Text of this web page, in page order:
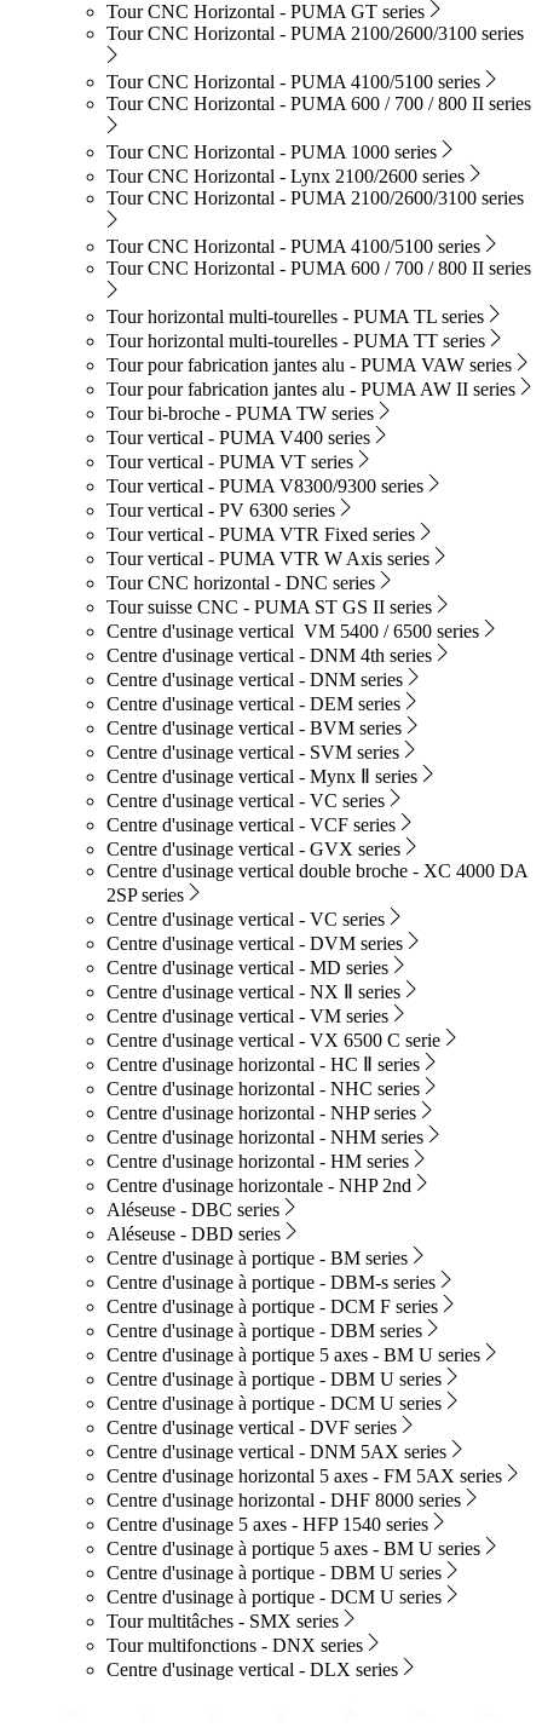
Tour CNC Horizontal - PUMA GT series
Tour CNC Horizontal - PUMA 2100/2600/3100 series
Tour CNC Horizontal - PUMA 4100/5100 series
Tour CNC Horizontal - PUMA 600 / 700 / 800 II series
Tour CNC Horizontal - PUMA 1000 series
Tour CNC Horizontal - Lynx 2100/2600 series
Tour CNC Horizontal - PUMA 2100/2600/3100 series
Tour CNC Horizontal - PUMA 4100/5100 series
Tour CNC Horizontal - PUMA 600 / 700 / 800 II series
Tour horizontal multi-tourelles - PUMA TL series
Tour horizontal multi-tourelles - PUMA TT series
Tour pour fabrication jantes alu - PUMA VAW series
Tour pour fabrication jantes alu - PUMA AW II series
Tour bi-broche - PUMA TW series
Tour vertical - PUMA V400 series
Tour vertical - PUMA VT series
Tour vertical - PUMA V8300/9300 series
Tour vertical - PV 6300 series
Tour vertical - PUMA VTR Fixed series
Tour vertical - PUMA VTR W Axis series
Tour CNC horizontal - DNC series
Tour suisse CNC - PUMA ST GS II series
Centre d'usinage vertical VM 5400 / 6500 series
Centre d'usinage vertical - DNM 4th series
Centre d'usinage vertical - DNM series
Centre d'usinage vertical - DEM series
Centre d'usinage vertical - BVM series
Centre d'usinage vertical - SVM series
Centre d'usinage vertical - Mynx Ⅱ series
Centre d'usinage vertical - VC series
Centre d'usinage vertical - VCF series
Centre d'usinage vertical - GVX series
Centre d'usinage vertical double broche - XC 4000 DA
2SP series
Centre d'usinage vertical - VC series
Centre d'usinage vertical - DVM series
Centre d'usinage vertical - MD series
Centre d'usinage vertical - NX Ⅱ series
Centre d'usinage vertical - VM series
Centre d'usinage vertical - VX 6500 C serie
Centre d'usinage horizontal - HC Ⅱ series
Centre d'usinage horizontal - NHC series
Centre d'usinage horizontal - NHP series
Centre d'usinage horizontal - NHM series
Centre d'usinage horizontal - HM series
Centre d'usinage horizontale - NHP 2nd
Aléseuse - DBC series
Aléseuse - DBD series
Centre d'usinage à portique - BM series
Centre d'usinage à portique - DBM-s series
Centre d'usinage à portique - DCM F series
Centre d'usinage à portique - DBM series
Centre d'usinage à portique 5 axes - BM U series
Centre d'usinage à portique - DBM U series
Centre d'usinage à portique - DCM U series
Centre d'usinage vertical - DVF series
Centre d'usinage vertical - DNM 5AX series
Centre d'usinage horizontal 5 axes - FM 5AX series
Centre d'usinage horizontal - DHF 8000 series
Centre d'usinage 5 axes - HFP 1540 series
Centre d'usinage à portique 5 axes - BM U series
Centre d'usinage à portique - DBM U series
Centre d'usinage à portique - DCM U series
Tour multitâches - SMX series
Tour multifonctions - DNX series
Centre d'usinage vertical - DLX series